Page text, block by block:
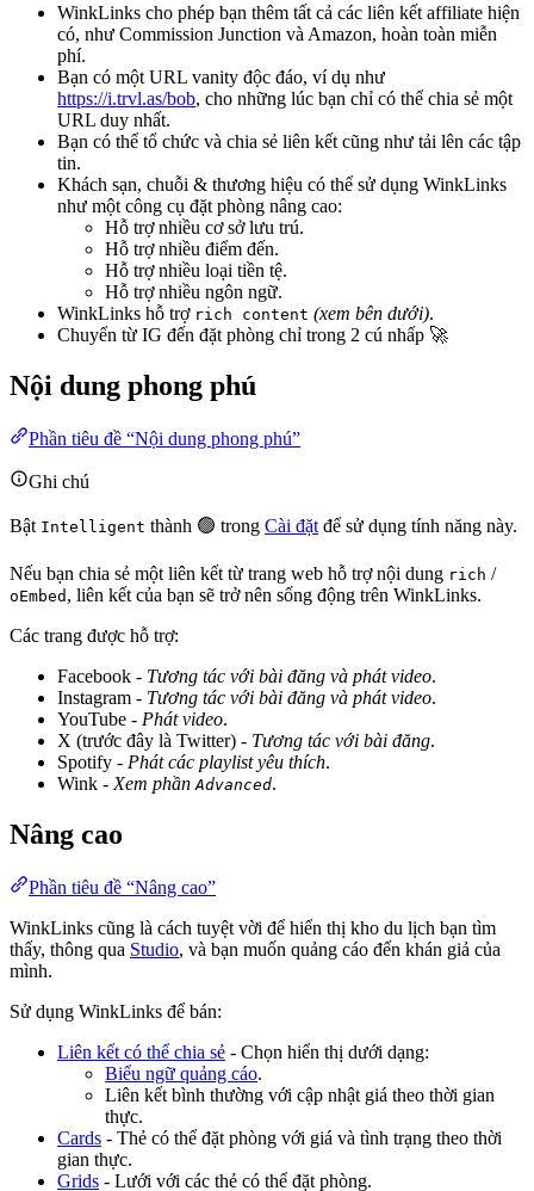
WinkLinks cho phép bạn thêm tất cả các liên kết affiliate hiện
có, như Commission Junction và Amazon, hoàn toàn miễn
phí.
Bạn có một URL vanity độc đáo, ví dụ như
https://i.trvl.as/bob, cho những lúc bạn chỉ có thể chia sẻ một
URL duy nhất.
Bạn có thể tổ chức và chia sẻ liên kết cũng như tải lên các tập
tin.
Khách sạn, chuỗi & thương hiệu có thể sử dụng WinkLinks
như một công cụ đặt phòng nâng cao:
Hỗ trợ nhiều cơ sở lưu trú.
Hỗ trợ nhiều điểm đến.
Hỗ trợ nhiều loại tiền tệ.
Hỗ trợ nhiều ngôn ngữ.
WinkLinks hỗ trợ rich content (xem bên dưới).
Chuyển từ IG đến đặt phòng chỉ trong 2 cú nhấp 🚀
Nội dung phong phú
Phần tiêu đề “Nội dung phong phú”
Ghi chú
Bật Intelligent thành 🟢 trong Cài đặt để sử dụng tính năng này.
Nếu bạn chia sẻ một liên kết từ trang web hỗ trợ nội dung rich /
oEmbed , liên kết của bạn sẽ trở nên sống động trên WinkLinks.
Các trang được hỗ trợ:
Facebook - Tương tác với bài đăng và phát video.
Instagram - Tương tác với bài đăng và phát video.
YouTube - Phát video.
X (trước đây là Twitter) - Tương tác với bài đăng.
Spotify - Phát các playlist yêu thích.
Wink - Xem phần Advanced.
Nâng cao
Phần tiêu đề “Nâng cao”
WinkLinks cũng là cách tuyệt vời để hiển thị kho du lịch bạn tìm
thấy, thông qua Studio, và bạn muốn quảng cáo đến khán giả của
mình.
Sử dụng WinkLinks để bán:
Liên kết có thể chia sẻ - Chọn hiển thị dưới dạng:
Biểu ngữ quảng cáo.
Liên kết bình thường với cập nhật giá theo thời gian
thực.
Cards - Thẻ có thể đặt phòng với giá và tình trạng theo thời
gian thực.
Grids - Lưới với các thẻ có thể đặt phòng.